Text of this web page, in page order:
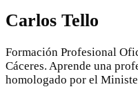
Carlos Tello
Formación Profesional
Cáceres. Aprende una
homologado por el